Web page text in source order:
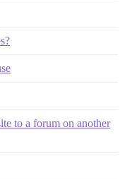
to a forum on another